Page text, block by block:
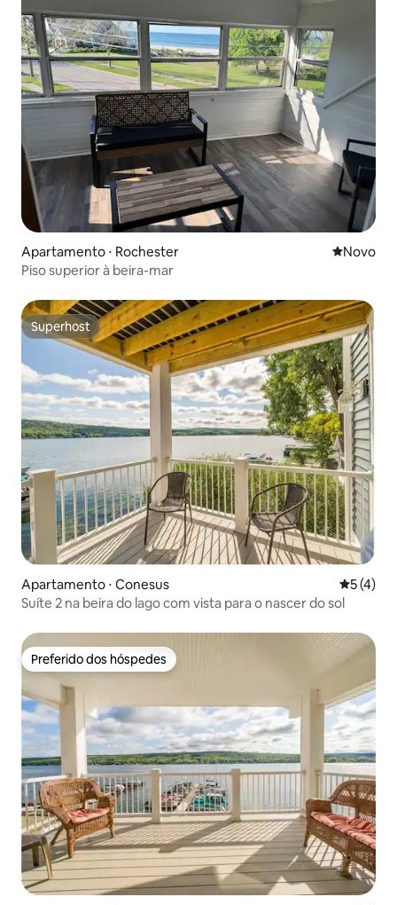
Apartamento ⋅ Rochester Novo
Novo
Piso superior à beira-mar
Superhost
Superhost
Apartamento ⋅ Conesus 5 de
5 (4)
Suíte 2 na beira do lago com vista para o nascer do sol
Preferido dos hóspedes
Preferido dos hóspedes